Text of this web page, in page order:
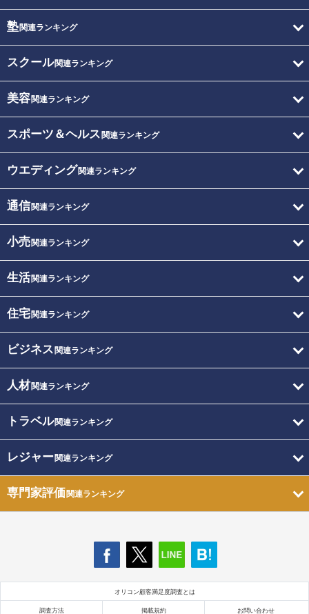
塾関連ランキング
スクール関連ランキング
美容関連ランキング
スポーツ＆ヘルス 関連ランキング
ウエディング関連ランキング
通信関連ランキング
小売関連ランキング
生活関連ランキング
住宅関連ランキング
ビジネス 関連ランキング
人材関連ランキング
トラベル関連ランキング
レジャー関連ランキング
専門家評価関連ランキング
オリコン顧客満足度調査とは
調査方法 掲載規約 お問い合わせ